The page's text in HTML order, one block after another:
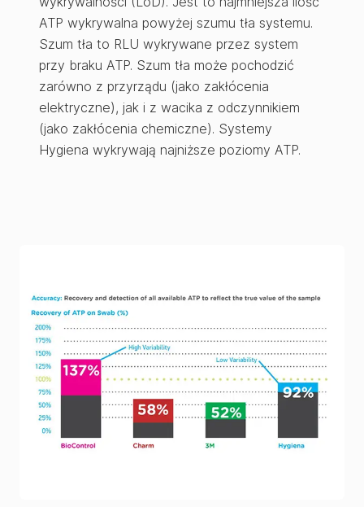
ATP wykrywalna powyżej szumu tła systemu.
Szum tła to RLU wykrywane przez system
przy braku ATP. Szum tła może pochodzić
zarówno z przyrządu (jako zakłócenia
elektryczne), jak i z wacika z odczynnikiem
(jako zakłócenia chemiczne). Systemy
Hygiena wykrywają najniższe poziomy ATP.